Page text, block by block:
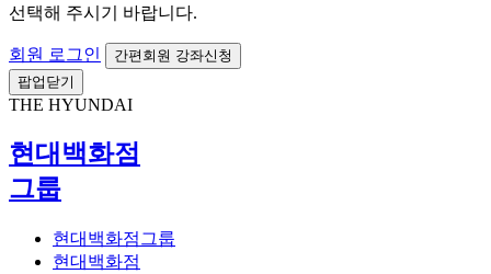
선택해 주시기 바랍니다.
회원 로그인
간편회원 강좌신청
팝업닫기
THE HYUNDAI
현대백화점
그룹
현대백화점그룹
현대백화점